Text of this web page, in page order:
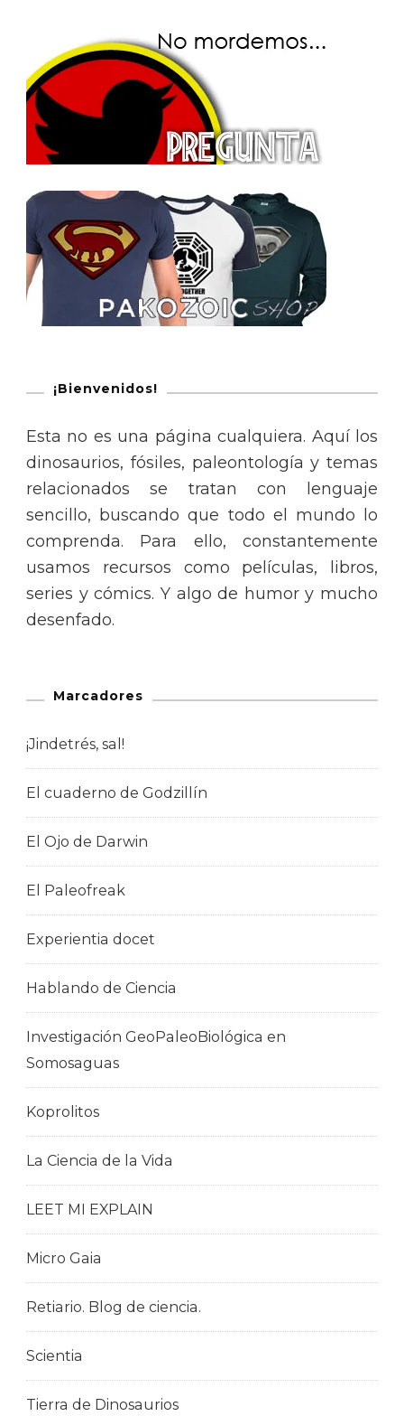
¡Bienvenidos!
Esta no es una página cualquiera. Aquí los
dinosaurios, fósiles, paleontología y temas
relacionados se tratan con lenguaje
sencillo, buscando que todo el mundo lo
comprenda. Para ello, constantemente
usamos recursos como películas, libros,
series y cómics. Y algo de humor y mucho
desenfado.
Marcadores
¡Jindetrés, sal!
El cuaderno de Godzillín
El Ojo de Darwin
El Paleofreak
Experientia docet
Hablando de Ciencia
Investigación GeoPaleoBiológica en
Somosaguas
Koprolitos
La Ciencia de la Vida
LEET MI EXPLAIN
Micro Gaia
Retiario. Blog de ciencia.
Scientia
Tierra de Dinosaurios